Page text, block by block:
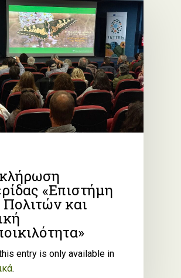
«Επιστήμη
και
entry is only available in
.